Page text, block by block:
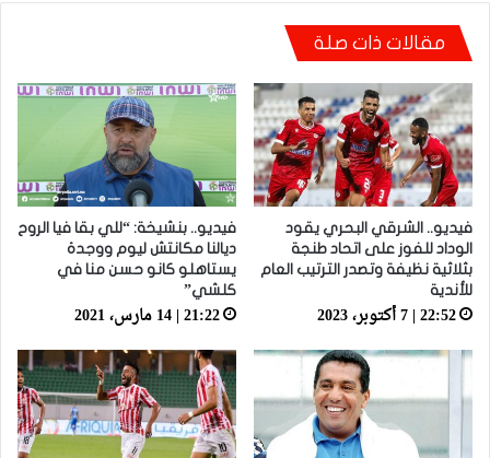
أيت منا: “كاع لي كانو كيساعدو الوداد عيط ليهم
قاضي التحقيق.. دابا حتى شي واحد ما بقا باغي
مقالات ذات صلة
فيديو.. الشرقي البحري يقود
الوداد للفوز على اتحاد طنجة
بثلاثية نظيفة وتصدر الترتيب العام
للأندية
22:52 | 7 أكتوبر، 2023
فيديو.. بنشيخة: “للي بقا فيا الروح
ديالنا مكانتش ليوم ووجدة
يستاهلو كانو حسن منا في
كلشي”
21:22 | 14 مارس، 2021